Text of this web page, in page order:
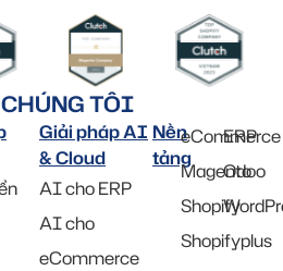
TÔI
Giải pháp AI
& Cloud
AI cho ERP
AI cho
eCommerce
Nền
tảng
eCommerce
Magento
Shopify
Shopifyplus
ERP
Odoo